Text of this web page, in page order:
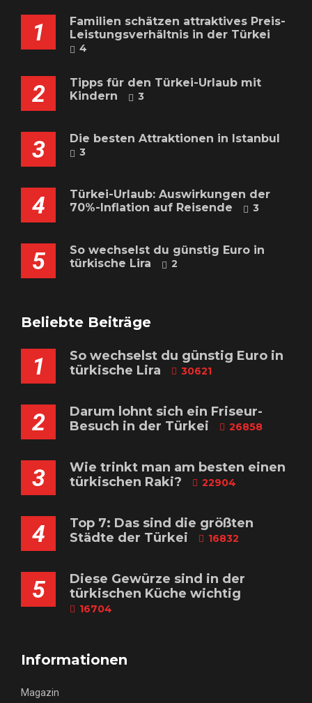
1
Familien schätzen attraktives Preis-
Leistungsverhältnis in der Türkei
4
2
Tipps für den Türkei-Urlaub mit
Kindern
3
3 Die besten Attraktionen in Istanbul
3
4
Türkei-Urlaub: Auswirkungen der
70%-Inflation auf Reisende
3
5
So wechselst du günstig Euro in
türkische Lira
2
Beliebte Beiträge
1
So wechselst du günstig Euro in
türkische Lira
30621
2
Darum lohnt sich ein Friseur-
Besuch in der Türkei
26858
3
Wie trinkt man am besten einen
türkischen Raki?
22904
4
Top 7: Das sind die größten
Städte der Türkei
16832
5
Diese Gewürze sind in der
türkischen Küche wichtig
16704
Informationen
Magazin